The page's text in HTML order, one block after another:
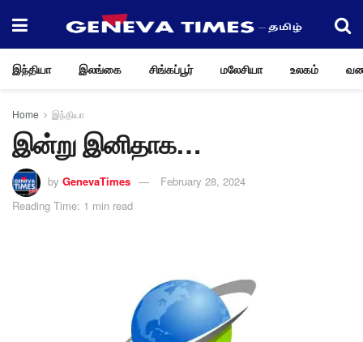
இந்தியா இலங்கை சிங்கப்பூர் மலேசியா உலகம்
Home இந்தியா
இன்று இனிதாக…
by GenevaTimes
February 28, 2024
Reading Time: 1 min read